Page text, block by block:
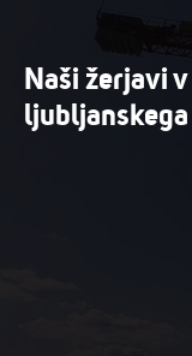
Naši žerjavi